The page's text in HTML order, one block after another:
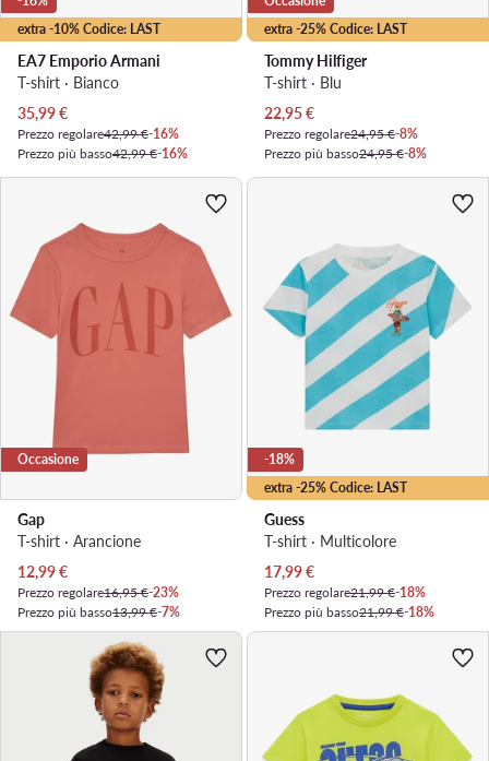
extra -10% Codice: LAST
EA7 Emporio Armani
T-shirt · Bianco
Prezzo attuale
35,99€
Prezzo regolare42,99 €-16%
Prezzo più basso42,99 €-16%
extra -25% Codice: LAST
Tommy Hilfiger
T-shirt · Blu
Prezzo attuale
22,95€
Prezzo regolare24,95 €-8%
Prezzo più basso24,95 €-8%
Occasione
Gap
T-shirt · Arancione
Prezzo attuale
12,99€
Prezzo regolare16,95 €-23%
Prezzo più basso13,99 €-7%
extra -25% Codice: LAST
-18%
Guess
T-shirt · Multicolore
Prezzo attuale
17,99€
Prezzo regolare21,99 €-18%
Prezzo più basso21,99 €-18%